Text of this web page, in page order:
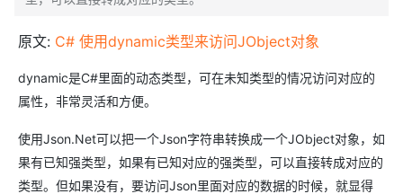
原文: C# 使用dynamic类型来访问JObject对象
dynamic是C#里面的动态类型，可在未知类型的情况访问对应的
属性，非常灵活和方便。
使用Json.Net可以把一个Json字符串转换成一个JObject对象，如
果有已知强类型，如果有已知对应的强类型，可以直接转成对应的
类型。但如果没有，要访问Json里面对应的数据的时候，就显得